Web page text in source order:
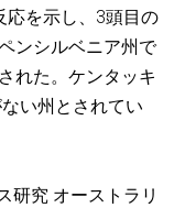
応を示し、3頭目の
ンシルベニア州で
れた。ケンタッキ
い州とされてい
研究 オーストラリ